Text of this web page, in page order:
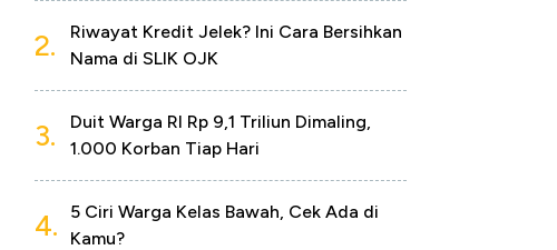
2.
Riwayat Kredit Jelek? Ini Cara Bersihkan
Nama di SLIK OJK
3.
Duit Warga RI Rp 9,1 Triliun Dimaling,
1.000 Korban Tiap Hari
4.
5 Ciri Warga Kelas Bawah, Cek Ada di
Kamu?